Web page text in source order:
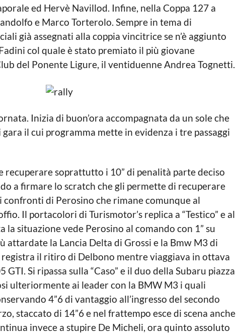
ed Hervè Navillod. Infine, nella Coppa 127 a
e Marco Torterolo. Sempre in tema di
già assegnati alla coppia vincitrice se n’è aggiunto
col quale è stato premiato il più giovane
del Ponente Ligure, il ventiduenne Andrea Tognetti.
Inizia di buon’ora accompagnata da un sole che
il cui programma mette in evidenza i tre passaggi
recuperare soprattutto i 10” di penalità parte deciso
a firmare lo scratch che gli permette di recuperare
confronti di Perosino che rimane comunque al
Il portacolori di Turismotor’s replica a “Testico” e al
situazione vede Perosino al comando con 1” su
attardate la Lancia Delta di Grossi e la Bmw M3 di
registra il ritiro di Delbono mentre viaggiava in ottava
Si ripassa sulla “Caso” e il duo della Subaru piazza
ulteriormente ai leader con la BMW M3 i quali
4”6 di vantaggio all’ingresso del secondo
staccato di 14”6 e nel frattempo esce di scena anche
invece a stupire De Micheli, ora quinto assoluto